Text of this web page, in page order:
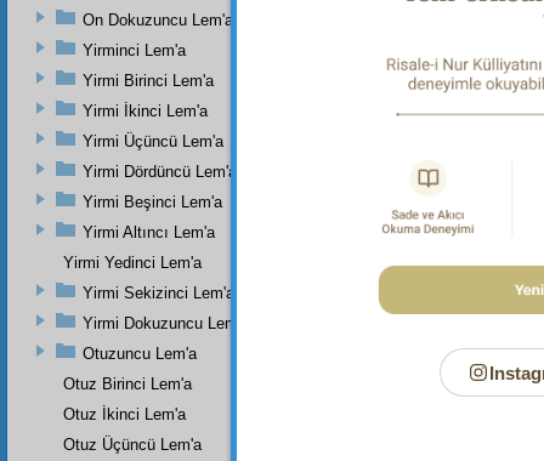
On Dokuzuncu Lem'a
Yirminci Lem'a
Yirmi Birinci Lem'a
Yirmi İkinci Lem'a
Yirmi Üçüncü Lem'a
Yirmi Dördüncü Lem'a
Yirmi Beşinci Lem'a
Yirmi Altıncı Lem'a
Yirmi Yedinci Lem'a
Yirmi Sekizinci Lem'a
Yirmi Dokuzuncu Lem'a
Otuzuncu Lem'a
Otuz Birinci Lem'a
Otuz İkinci Lem'a
Otuz Üçüncü Lem'a